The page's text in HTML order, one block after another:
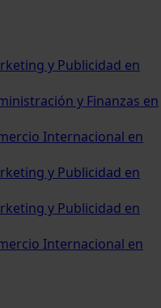
y Publicidad en
y Finanzas en
Internacional en
y Publicidad en
y Publicidad en
Internacional en